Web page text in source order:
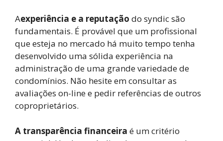
Aexperiência e a reputação do syndic são
fundamentais. É provável que um profissional
que esteja no mercado há muito tempo tenha
desenvolvido uma sólida experiência na
administração de uma grande variedade de
condomínios. Não hesite em consultar as
avaliações on-line e pedir referências de outros
coproprietários.
A transparência financeira é um critério